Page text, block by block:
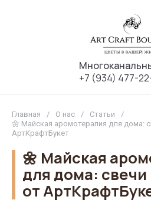
+7 (934) 477-
Главная / О нас / Статьи
/
🌼 Майская аромотерапия для дома:
АртКрафтБукет
🌼 Майская
для дома:
от